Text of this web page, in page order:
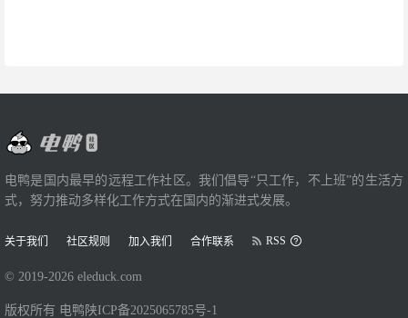
电鸭是国内最早的远程工作社区。我们倡导“只工作，不上班”的生活方
式，努力推动多样化工作方式在国内的渐进式发展。
关于我们 社区规则 加入我们 合作联系 RSS
© 2019-2026 eleduck.com
版权所有 电鸭 陕ICP备2025065785号-1